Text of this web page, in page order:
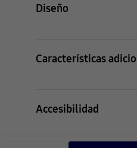
Diseño
Características
Accesibilidad